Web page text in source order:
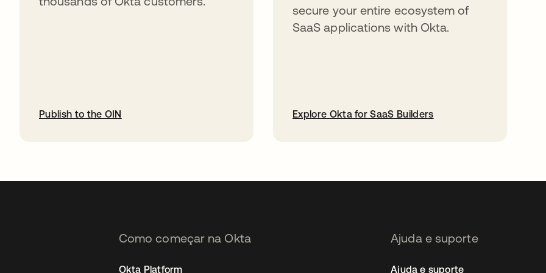
Publish to the OIN
secure your entire ecosystem of
SaaS applications with Okta.
Explore Okta for SaaS Builders
Como começar na Okta
Okta Platform
Ajuda e suporte
Ajuda e suporte